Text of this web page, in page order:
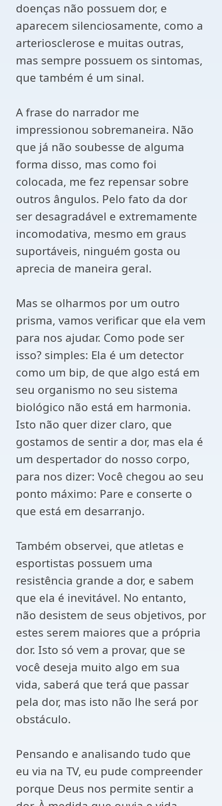
doenças não possuem dor, e
aparecem silenciosamente, como a
arteriosclerose e muitas outras,
mas sempre possuem os sintomas,
que também é um sinal.
A frase do narrador me
impressionou sobremaneira. Não
que já não soubesse de alguma
forma disso, mas como foi
colocada, me fez repensar sobre
outros ângulos. Pelo fato da dor
ser desagradável e extremamente
incomodativa, mesmo em graus
suportáveis, ninguém gosta ou
aprecia de maneira geral.
Mas se olharmos por um outro
prisma, vamos verificar que ela vem
para nos ajudar. Como pode ser
isso? simples: Ela é um detector
como um bip, de que algo está em
seu organismo no seu sistema
biológico não está em harmonia.
Isto não quer dizer claro, que
gostamos de sentir a dor, mas ela é
um despertador do nosso corpo,
para nos dizer: Você chegou ao seu
ponto máximo: Pare e conserte o
que está em desarranjo.
Também observei, que atletas e
esportistas possuem uma
resistência grande a dor, e sabem
que ela é inevitável. No entanto,
não desistem de seus objetivos, por
estes serem maiores que a própria
dor. Isto só vem a provar, que se
você deseja muito algo em sua
vida, saberá que terá que passar
pela dor, mas isto não lhe será por
obstáculo.
Pensando e analisando tudo que
eu via na TV, eu pude compreender
porque Deus nos permite sentir a